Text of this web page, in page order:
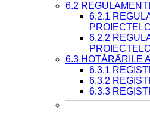
6.2
6.2.1
6.2.2
6.3 HOTĂRÂRILE
6.3.1
6.3.2
6.3.3